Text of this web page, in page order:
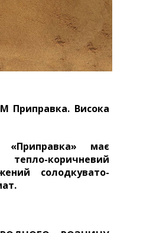
Приправка. Висока
має
тепло-коричневий
солодкувато-